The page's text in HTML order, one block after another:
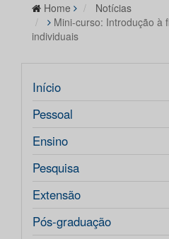
Home
Notícias
Mini-curso: Introdução à
individuais
Início
Pessoal
Ensino
Pesquisa
Extensão
Pós-graduação